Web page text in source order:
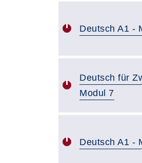
Deutsch A1 -
Deutsch für
Modul 7
Deutsch A1 -